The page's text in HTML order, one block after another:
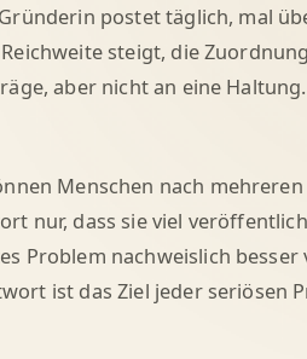
postet täglich, mal
steigt, die
aber nicht an eine
Menschen nach
nur, dass sie viel
Problem nachweislich
ist das Ziel jeder seriösen